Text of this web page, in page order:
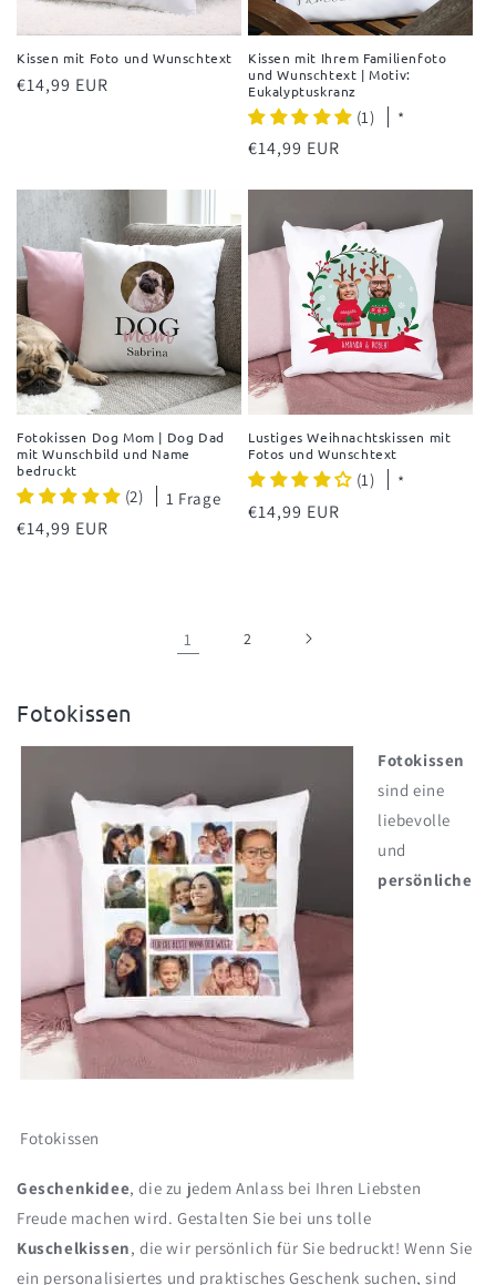
Kissen mit Foto und Wunschtext
Normaler
€14,99 EUR
Kissen mit Ihrem Familienfoto
und Wunschtext | Motiv:
Eukalyptuskranz
(1) *
Normaler
€14,99 EUR
Fotokissen Dog Mom | Dog Dad
mit Wunschbild und Name
bedruckt
(2) 1 Frage
Normaler
€14,99 EUR
Lustiges Weihnachtskissen mit
Fotos und Wunschtext
(1) *
Normaler
€14,99 EUR
1 2
K
a
o
Fotokissen
Fotokissen
Fotokissen
sind eine
liebevolle
und
persönliche
Geschenkidee, die zu jedem Anlass bei Ihren Liebsten
Freude machen wird. Gestalten Sie bei uns tolle
Kuschelkissen, die wir persönlich für Sie bedruckt! Wenn Sie
ein personalisiertes und praktisches Geschenk suchen, sind